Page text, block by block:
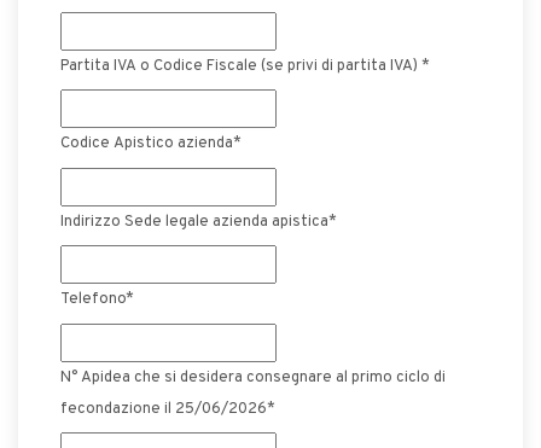
Partita IVA o Codice Fiscale (se privi di partita IVA) *
Codice Apistico azienda*
Indirizzo Sede legale azienda apistica*
Telefono*
N° Apidea che si desidera consegnare al primo ciclo di
fecondazione il 25/06/2026*